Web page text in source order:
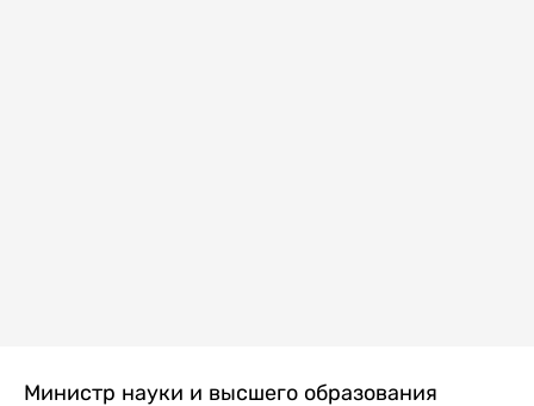
Министр науки и высшего образования